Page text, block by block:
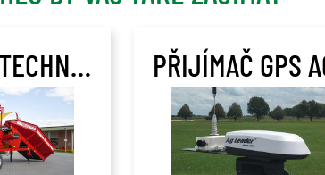
SKLADOVÁ TECHNIKA